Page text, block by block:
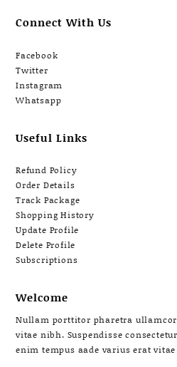
Connect With Us
Facebook
Twitter
Instagram
Whatsapp
Useful Links
Refund Policy
Order Details
Track Package
Shopping History
Update Profile
Delete Profile
Subscriptions
Welcome
Nullam porttitor pharetra
vitae nibh. Suspendisse
enim tempus aade varius erat